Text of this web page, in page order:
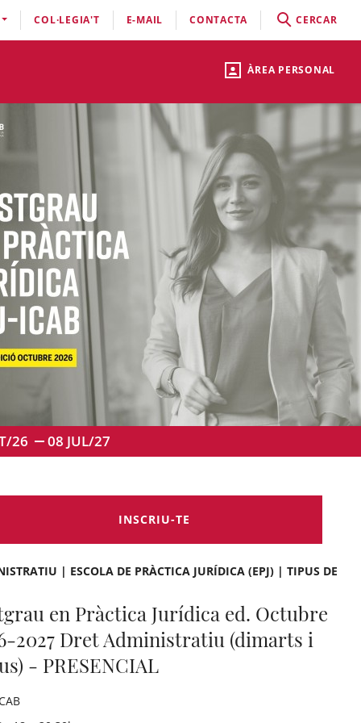
ÀREA PERSONAL
COL·LEGIA'T E-MAIL CONTACTA CERCAR
26 08 JUL/27
INSCRIU-TE
| ESCOLA DE PRÀCTICA JURÍDICA (EPJ) | TIPUS DE
en Pràctica Jurídica ed. Octubre
2027 Dret Administratiu (dimarts i
- PRESENCIAL